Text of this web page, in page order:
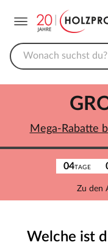
04TAGE
Zu den
Mega-Rabatte
Welche ist